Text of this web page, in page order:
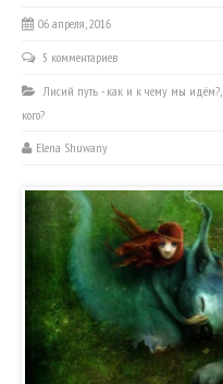
06 апреля, 2016
5 комментариев
Лисий путь - как и к чему мы идём?,
кого?
Elena Shuwany